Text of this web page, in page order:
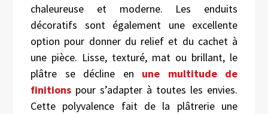
chaleureuse et moderne. Les enduits
décoratifs sont également une excellente
option pour donner du relief et du cachet à
une pièce. Lisse, texturé, mat ou brillant, le
plâtre se décline en une multitude de
finitions pour s’adapter à toutes les envies.
Cette polyvalence fait de la plâtrerie une